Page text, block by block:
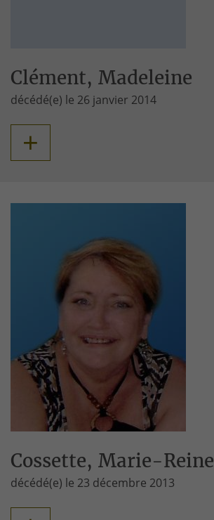
Clément, Madeleine
décédé(e) le 26 janvier 2014
+
Cossette, Marie-Reine
décédé(e) le 23 décembre 2013